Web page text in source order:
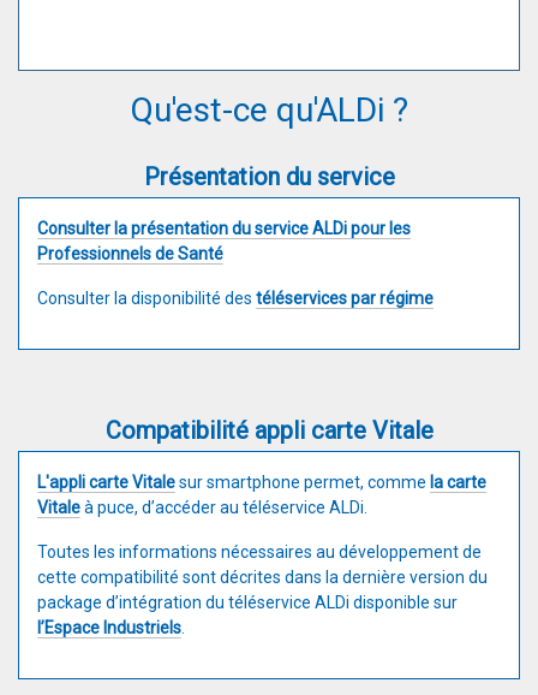
Qu'est-ce qu'ALDi ?
Présentation du service
Consulter la présentation du service ALDi pour les
Professionnels de Santé
Consulter la disponibilité des téléservices par régime
Compatibilité appli carte Vitale
L'appli carte Vitalesur smartphone permet, comme la carte
Vitaleà puce, d’accéder au téléservice ALDi.
Toutes les informations nécessaires au développement de
cette compatibilité sont décrites dans la dernière version du
package d’intégration du téléservice ALDi disponible sur
l’Espace Industriels